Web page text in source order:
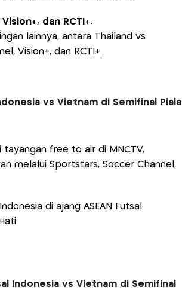
dan RCTI+.
lainnya, antara Thailand vs
Vision+, dan RCTI+.
vs Vietnam di Semifinal Piala
free to air di MNCTV,
melalui Sportstars, Soccer Channel,
di ajang ASEAN Futsal
Indonesia vs Vietnam di Semifinal